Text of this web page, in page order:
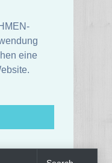
eine